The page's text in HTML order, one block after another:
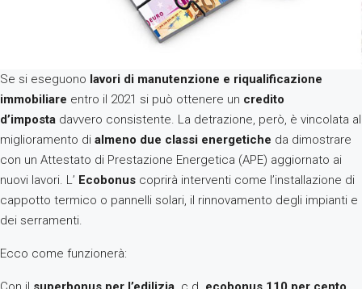
Se si eseguono lavori di manutenzione e riqualificazione
immobiliare entro il 2021 si può ottenere un credito
d’imposta davvero consistente. La detrazione, però, è vincolata al
miglioramento di almeno due classi energetiche da dimostrare
con un Attestato di Prestazione Energetica (APE) aggiornato ai
nuovi lavori. L’ Ecobonus coprirà interventi come l’installazione di
cappotto termico o pannelli solari, il rinnovamento degli impianti e
dei serramenti.
Ecco come funzionerà: